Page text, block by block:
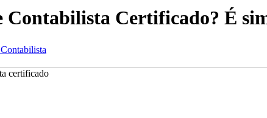
Contabilista Certificado? É